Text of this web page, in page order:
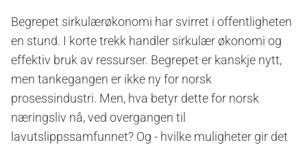
Begrepet sirkulærøkonomi har svirret i offentligheten
en stund. I korte trekk handler sirkulær økonomi og
effektiv bruk av ressurser. Begrepet er kanskje nytt,
men tankegangen er ikke ny for norsk
prosessindustri. Men, hva betyr dette for norsk
næringsliv nå, ved overgangen til
lavutslippssamfunnet? Og - hvilke muligheter gir det